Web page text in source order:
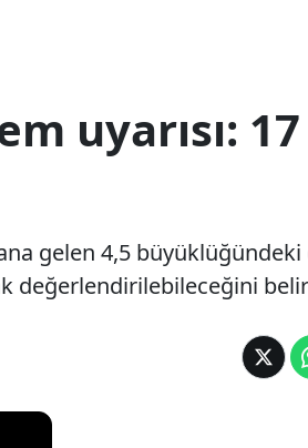
uyarısı:
gelen 4,5
değerlendirilebileceğini